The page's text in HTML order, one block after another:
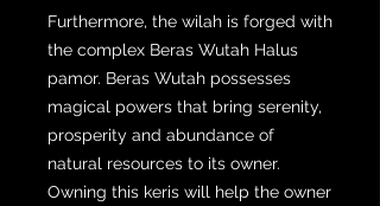
Furthermore, the wilah is forged with
the complex Beras Wutah Halus
pamor. Beras Wutah possesses
magical powers that bring serenity,
prosperity and abundance of
natural resources to its owner.
Owning this keris will help the owner